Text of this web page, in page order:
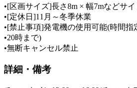
•[区画サイズ]長さ8m × 幅7mなどサ
•[定休日]11月～冬季休業
•[禁止事項]発電機の使用可能(時間指
•20時まで)
•無断キャンセル禁止
詳細・備考